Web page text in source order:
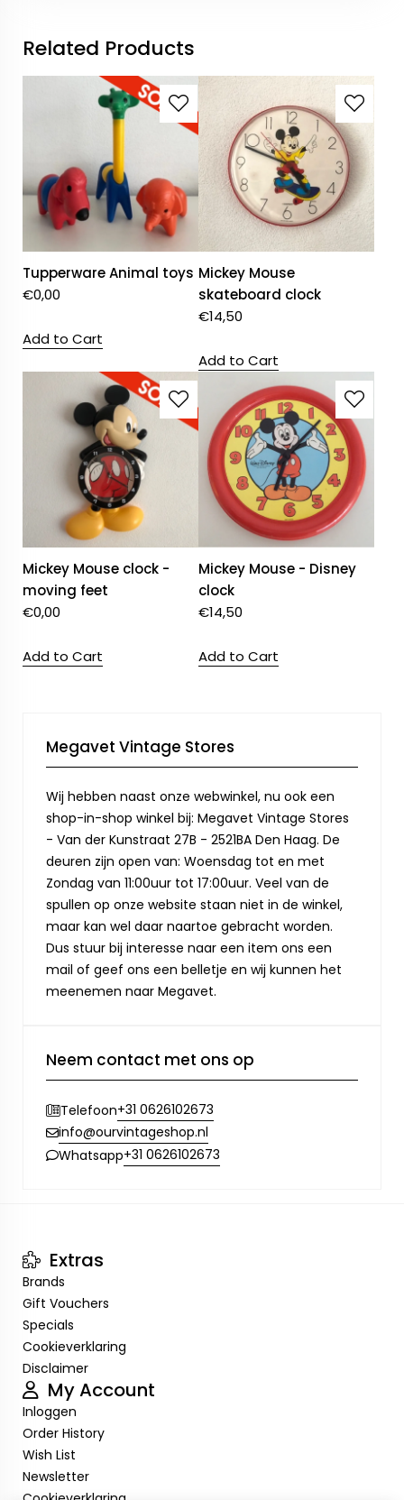
Related Products
Tupperware Animal toys
€0,00
Add to Cart
Mickey Mouse
skateboard clock
€14,50
Add to Cart
Mickey Mouse clock -
moving feet
€0,00
Add to Cart
Mickey Mouse - Disney
clock
€14,50
Add to Cart
Megavet Vintage Stores
Wij hebben naast onze webwinkel, nu ook een
shop-in-shop winkel bij: Megavet Vintage Stores
- Van der Kunstraat 27B - 2521BA Den Haag. De
deuren zijn open van: Woensdag tot en met
Zondag van 11:00uur tot 17:00uur. Veel van de
spullen op onze website staan niet in de winkel,
maar kan wel daar naartoe gebracht worden.
Dus stuur bij interesse naar een item ons een
mail of geef ons een belletje en wij kunnen het
meenemen naar Megavet.
Neem contact met ons op
Telefoon+31 0626102673
info@ourvintageshop.nl
Whatsapp+31 0626102673
Extras
Brands
Gift Vouchers
Specials
Cookieverklaring
Disclaimer
My Account
Inloggen
Order History
Wish List
Newsletter